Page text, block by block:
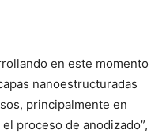
en este momento
nanoestructuradas
principalmente en
proceso de anodizado”,